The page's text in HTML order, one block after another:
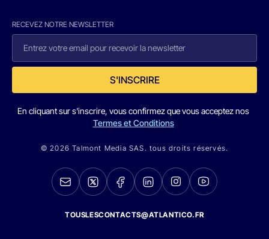
RECEVEZ NOTRE NEWSLETTER
S'INSCRIRE
En cliquant sur s'inscrire, vous confirmez que vous acceptez nos
Termes et Conditions
© 2026 Talmont Media SAS. tous droits réservés.
TOUSLESCONTACTS@ATLANTICO.FR